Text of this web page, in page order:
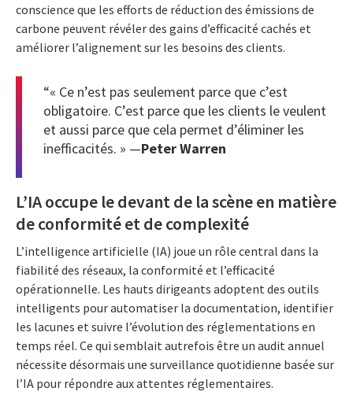
conscience que les efforts de réduction des émissions de
carbone peuvent révéler des gains d’efficacité cachés et
améliorer l’alignement sur les besoins des clients.
“« Ce n’est pas seulement parce que c’est
obligatoire. C’est parce que les clients le veulent
et aussi parce que cela permet d’éliminer les
inefficacités. » —Peter Warren
L’IA occupe le devant de la scène en matière
de conformité et de complexité
L’intelligence artificielle (IA) joue un rôle central dans la
fiabilité des réseaux, la conformité et l’efficacité
opérationnelle. Les hauts dirigeants adoptent des outils
intelligents pour automatiser la documentation, identifier
les lacunes et suivre l’évolution des réglementations en
temps réel. Ce qui semblait autrefois être un audit annuel
nécessite désormais une surveillance quotidienne basée sur
l’IA pour répondre aux attentes réglementaires.